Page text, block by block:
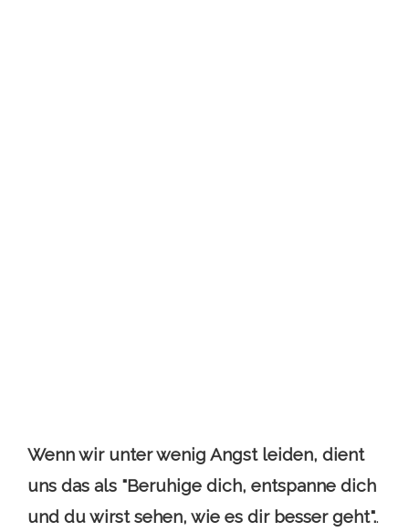
Wenn wir unter wenig Angst leiden, dient
uns das als "Beruhige dich, entspanne dich
und du wirst sehen, wie es dir besser geht"..